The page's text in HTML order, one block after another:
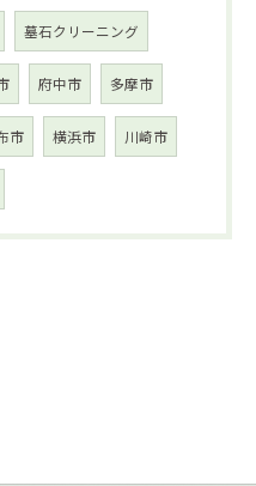
墓石クリーニング
府中市 多摩市
市 横浜市 川崎市